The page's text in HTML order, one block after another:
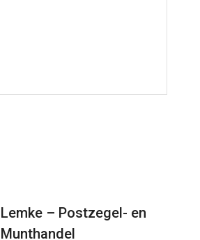
Lemke – Postzegel- en
Munthandel